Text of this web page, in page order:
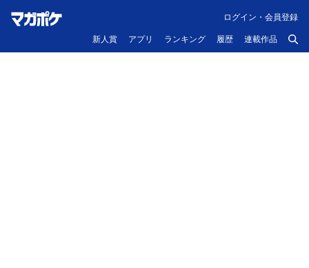
新人賞 アプリ ランキング 履歴 連載作品
ログイン・会員登録